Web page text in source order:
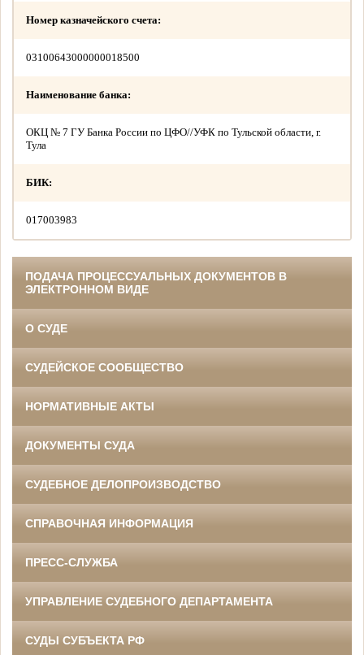
Номер казначейского счета:
03100643000000018500
Наименование банка:
ОКЦ № 7 ГУ Банка России по ЦФО//УФК по Тульской области, г.
Тула
БИК:
017003983
ПОДАЧА ПРОЦЕССУАЛЬНЫХ ДОКУМЕНТОВ В
ЭЛЕКТРОННОМ ВИДЕ
О СУДЕ
СУДЕЙСКОЕ СООБЩЕСТВО
НОРМАТИВНЫЕ АКТЫ
ДОКУМЕНТЫ СУДА
СУДЕБНОЕ ДЕЛОПРОИЗВОДСТВО
СПРАВОЧНАЯ ИНФОРМАЦИЯ
ПРЕСС-СЛУЖБА
УПРАВЛЕНИЕ СУДЕБНОГО ДЕПАРТАМЕНТА
СУДЫ СУБЪЕКТА РФ